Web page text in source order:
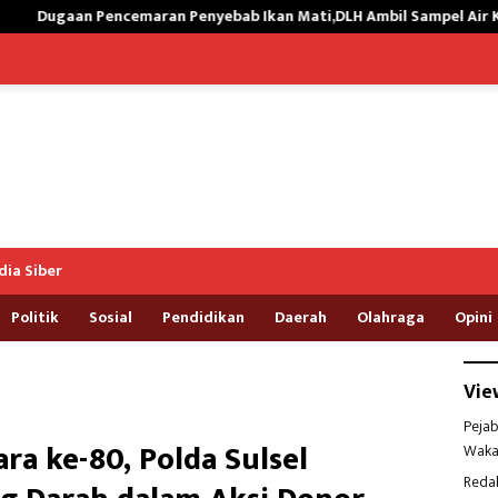
Penyebab Ikan Mati,DLH Ambil Sampel Air Kali Way Ratai
Siber
Politik Sosial Pendidikan Daerah Olahraga Opini
ke-80, Polda Sulsel